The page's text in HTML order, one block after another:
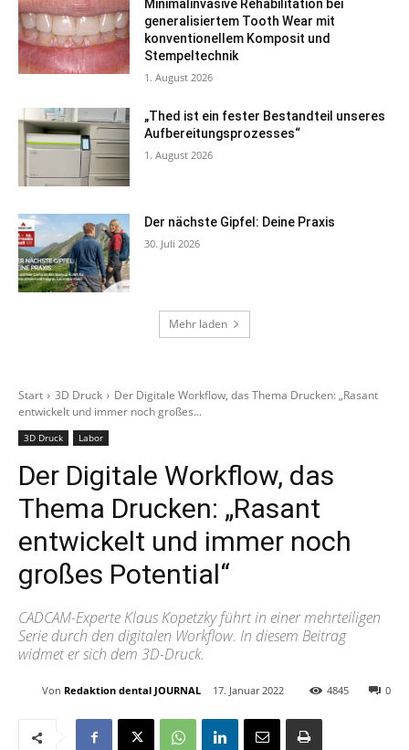
Minimalinvasive Rehabilitation bei
generalisiertem Tooth Wear mit
konventionellem Komposit und
Stempeltechnik
1. August 2026
„Thed ist ein fester Bestandteil unseres
Aufbereitungsprozesses“
1. August 2026
Der nächste Gipfel: Deine Praxis
30. Juli 2026
Mehr laden